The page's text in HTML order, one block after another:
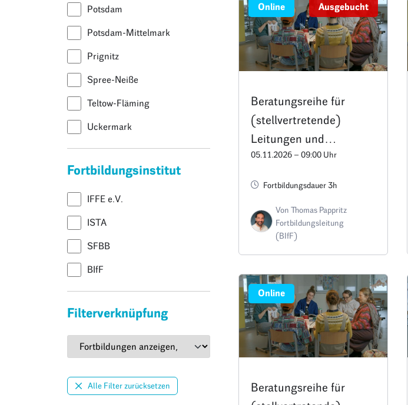
Potsdam
Potsdam-Mittelmark
Prignitz
Spree-Neiße
Teltow-Fläming
Uckermark
Fortbildungsinstitut
IFFE e.V.
ISTA
SFBB
BIfF
Filterverknüpfung
Alle Filter zurücksetzen
Online Ausgebucht
Beratungsreihe für
(stellvertretende)
Leitungen und
Fachberatungen:
Termin D3
05.11.2026 – 09:00 Uhr
Fortbildungsdauer 3h
Von Thomas Pappritz
Fortbildungsleitung
(BIfF)
Online
Beratungsreihe für